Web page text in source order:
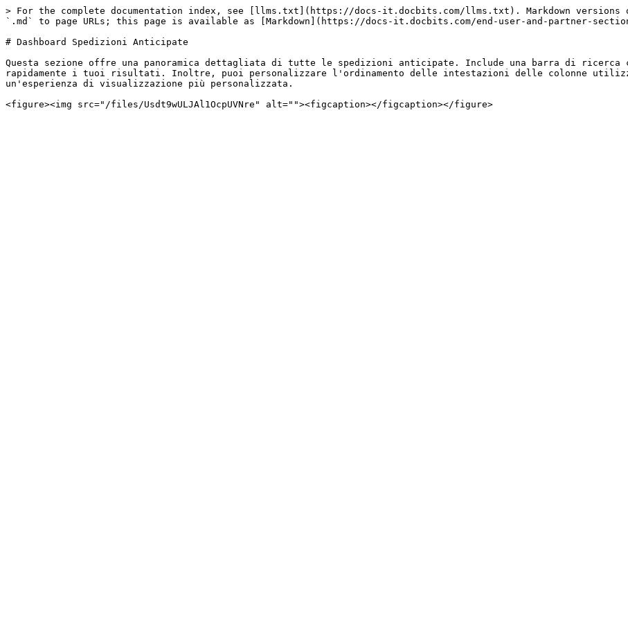
> For the complete documentation index, see [llms.txt](https://docs-it.docbits.com/llms.txt). Markdown versions
`.md` to page URLs; this page is available as [Markdown](https://docs-it.docbits.com/end-user-and-partner-
# Dashboard Spedizioni Anticipate
Questa sezione offre una panoramica dettagliata di tutte le spedizioni anticipate. Include una barra di
rapidamente i tuoi risultati. Inoltre, puoi personalizzare l'ordinamento delle intestazioni delle colonne
un'esperienza di visualizzazione più personalizzata.